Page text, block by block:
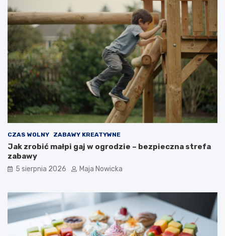
CZAS WOLNY ZABAWY KREATYWNE
Jak zrobić małpi gaj w ogrodzie – bezpieczna strefa
zabawy
5 sierpnia 2026 Maja Nowicka